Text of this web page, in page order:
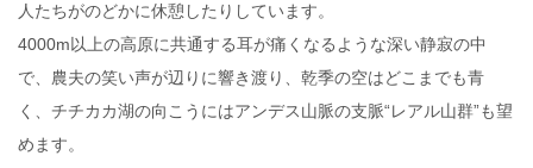
人たちがのどかに休憩したりしています。
4000m以上の高原に共通する耳が痛くなるような深い静寂の中
で、農夫の笑い声が辺りに響き渡り、乾季の空はどこまでも青
く、チチカカ湖の向こうにはアンデス山脈の支脈“レアル山群”も望
めます。